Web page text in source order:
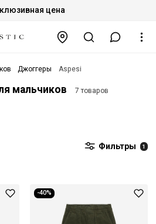
цена
Джоггеры Aspesi
мальчиков 7 товаров
Фильтры 1
-40%